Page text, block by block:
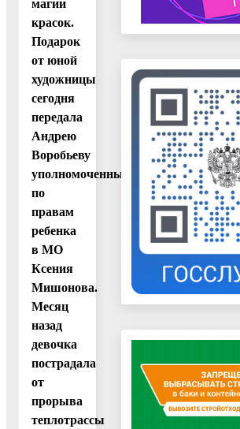
магии
красок.
Подарок
от юной
художницы
сегодня
передала
Андрею
Воробьеву
уполномоченный
по
правам
ребенка
в МО
Ксения
Мишонова.
Месяц
назад
девочка
пострадала
от
прорыва
теплотрассы